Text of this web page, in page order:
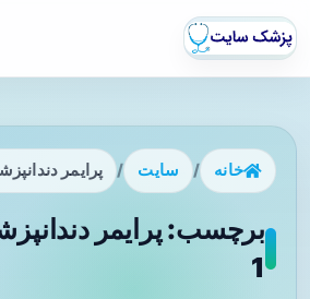
خانه / سایت / پرایمر
برچسب: پرایمر
1